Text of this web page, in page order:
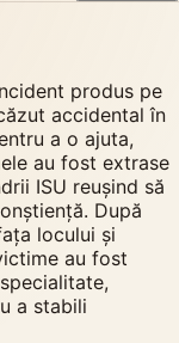
produs pe
accidental în
a o ajuta,
au fost extrase
ISU reușind să
După
locului și
au fost
a stabili